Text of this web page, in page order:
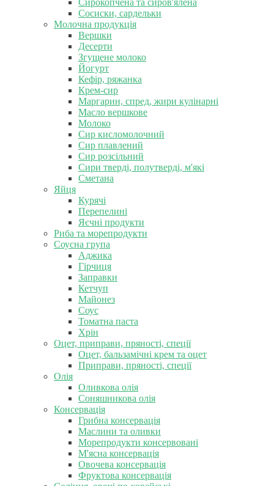
Сирокопчена та сиров'ялена
Сосиски, сардельки
Молочна продукція
Вершки
Десерти
Згущене молоко
Йогурт
Кефір, ряжанка
Крем-сир
Маргарин, спред, жири кулінарні
Масло вершкове
Молоко
Сир кисломолочний
Сир плавлений
Сир розсільний
Сири тверді, полутверді, м'які
Сметана
Яйця
Курячі
Перепелині
Яєчні продукти
Риба та морепродукти
Соусна група
Аджика
Гірчиця
Заправки
Кетчуп
Майонез
Соус
Томатна паста
Хрін
Оцет, приправи, пряності, спеції
Оцет, бальзамічні крем та оцет
Приправи, пряності, спеції
Олія
Оливкова олія
Соняшникова олія
Консервація
Грибна консервація
Маслини та оливки
Морепродукти консервовані
М'ясна консервація
Овочева консервація
Фруктова консервація